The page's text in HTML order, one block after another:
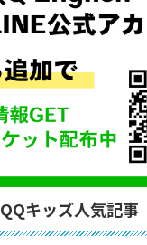
QQキッズ人気記事